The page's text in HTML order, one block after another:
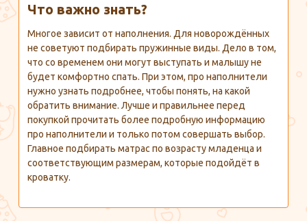
Что важно знать?
Многое зависит от наполнения. Для новорождённых
не советуют подбирать пружинные виды. Дело в том,
что со временем они могут выступать и малышу не
будет комфортно спать. При этом, про наполнители
нужно узнать подробнее, чтобы понять, на какой
обратить внимание. Лучше и правильнее перед
покупкой прочитать более подробную информацию
про наполнители и только потом совершать выбор.
Главное подбирать матрас по возрасту младенца и
соответствующим размерам, которые подойдёт в
кроватку.